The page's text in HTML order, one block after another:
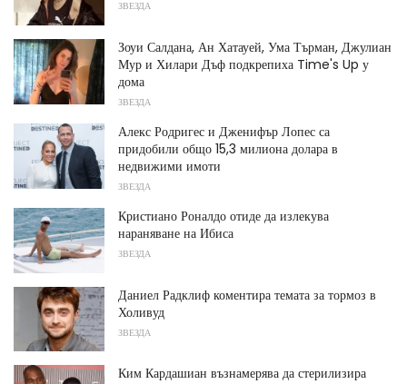
ЗВЕЗДА
Зоуи Салдана, Ан Хатауей, Ума Търман, Джулиан
Мур и Хилари Дъф подкрепиха Time's Up у
дома
ЗВЕЗДА
Алекс Родригес и Дженифър Лопес са
придобили общо 15,3 милиона долара в
недвижими имоти
ЗВЕЗДА
Кристиано Роналдо отиде да излекува
нараняване на Ибиса
ЗВЕЗДА
Даниел Радклиф коментира темата за тормоз в
Холивуд
ЗВЕЗДА
Ким Кардашиан възнамерява да стерилизира